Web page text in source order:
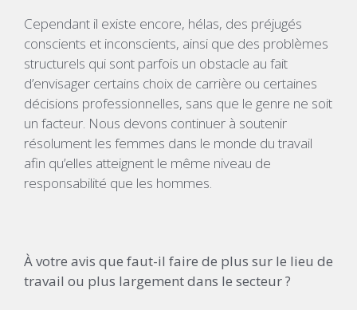
Cependant il existe encore, hélas, des préjugés
conscients et inconscients, ainsi que des problèmes
structurels qui sont parfois un obstacle au fait
d’envisager certains choix de carrière ou certaines
décisions professionnelles, sans que le genre ne soit
un facteur. Nous devons continuer à soutenir
résolument les femmes dans le monde du travail
afin qu’elles atteignent le même niveau de
responsabilité que les hommes.
À votre avis que faut-il faire de plus sur le lieu de
travail ou plus largement dans le secteur ?